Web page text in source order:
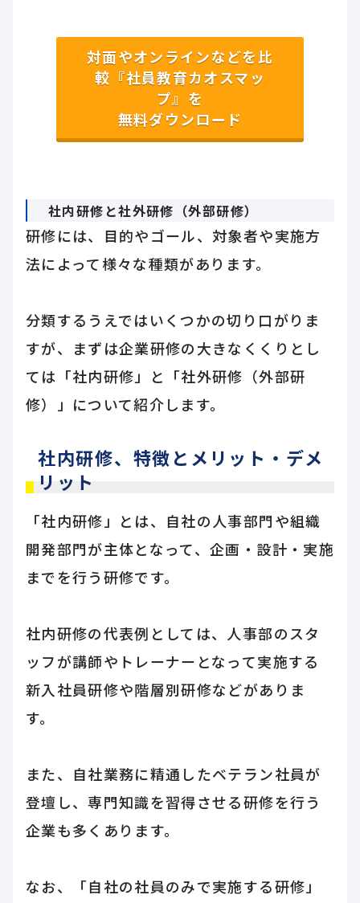
対面やオンラインなどを比
較『社員教育カオスマッ
プ』を
無料ダウンロード
社内研修と社外研修（外部研修）
研修には、目的やゴール、対象者や実施方
法によって様々な種類があります。
分類するうえではいくつかの切り口がりま
すが、まずは企業研修の大きなくくりとし
ては「社内研修」と「社外研修（外部研
修）」について紹介します。
社内研修、特徴とメリット・デメ
リット
「社内研修」とは、自社の人事部門や組織
開発部門が主体となって、企画・設計・実施
までを行う研修です。
社内研修の代表例としては、人事部のスタ
ッフが講師やトレーナーとなって実施する
新入社員研修や階層別研修などがありま
す。
また、自社業務に精通したベテラン社員が
登壇し、専門知識を習得させる研修を行う
企業も多くあります。
なお、「自社の社員のみで実施する研修」